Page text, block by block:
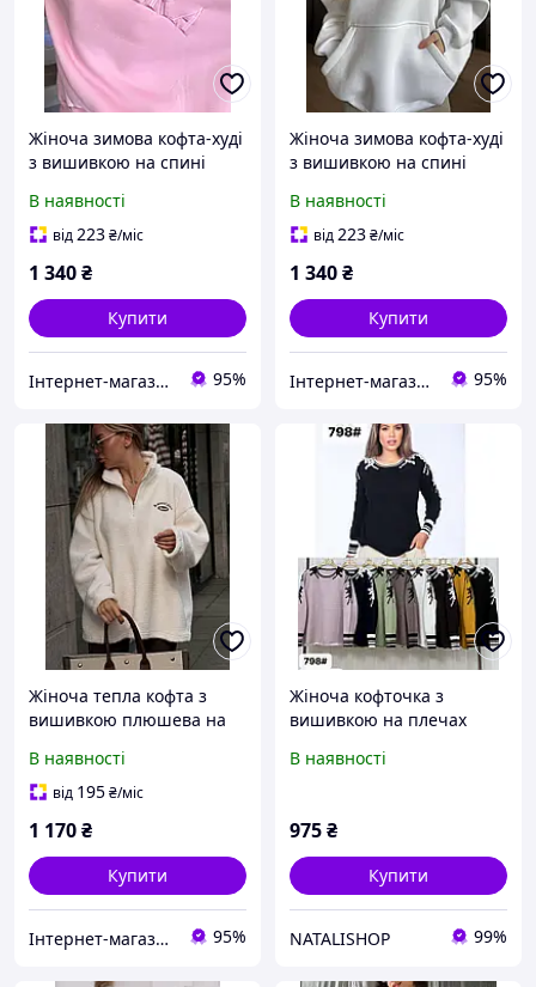
Жіноча зимова кофта-худі
з вишивкою на спині
В наявності
від223₴/міс
1 340₴
Купити
Інтернет-магазин одягу та взуття KedON 95%
Жіноча зимова кофта-худі
з вишивкою на спині
48
В наявності
від223₴/міс
1 340₴
Купити
Інтернет-магазин одягу та взуття KedON 95%
Жіноча тепла кофта з
вишивкою плюшева на
універсальний 42-46
В наявності
від 195₴/міс
1 170₴
Купити
Інтернет-магазин одягу та взуття KedON 95%
Жіноча кофточка з
вишивкою на плечах
розмір 58-60
В наявності
975₴
Купити
NATALISHOP 99%